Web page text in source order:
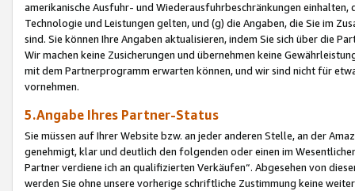
amerikanische Ausfuhr- und Wiederausfuhrbeschränkungen
Technologie und Leistungen gelten, und (g) die Angaben, die Sie im
sind. Sie können Ihre Angaben aktualisieren, indem Sie sich über die
Wir machen keine Zusicherungen und übernehmen keine
mit dem Partnerprogramm erwarten können, und wir sind nicht für
vornehmen.
5.Angabe Ihres Partner-Status
Sie müssen auf Ihrer Website bzw. an jeder anderen Stelle, an der
genehmigt, klar und deutlich den folgenden oder einen im
Partner verdiene ich an qualifizierten Verkäufen“. Abgesehen von
werden Sie ohne unsere vorherige schriftliche Zustimmung keine